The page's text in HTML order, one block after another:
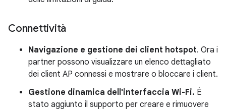
Connettività
Navigazione e gestione dei client hotspot. Ora i
partner possono visualizzare un elenco dettagliato
dei client AP connessi e mostrare o bloccare i client.
Gestione dinamica dell'interfaccia Wi-Fi. È
stato aggiunto il supporto per creare e rimuovere